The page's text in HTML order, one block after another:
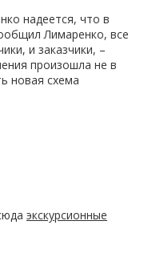
надеется, что в
Лимаренко, все
и заказчики, –
произошла не в
новая схема
экскурсионные